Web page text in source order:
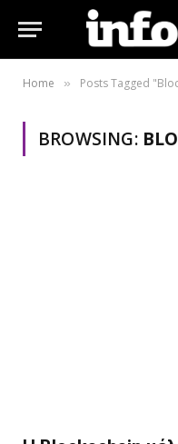
Home » Posts Tagged
BROWSING: